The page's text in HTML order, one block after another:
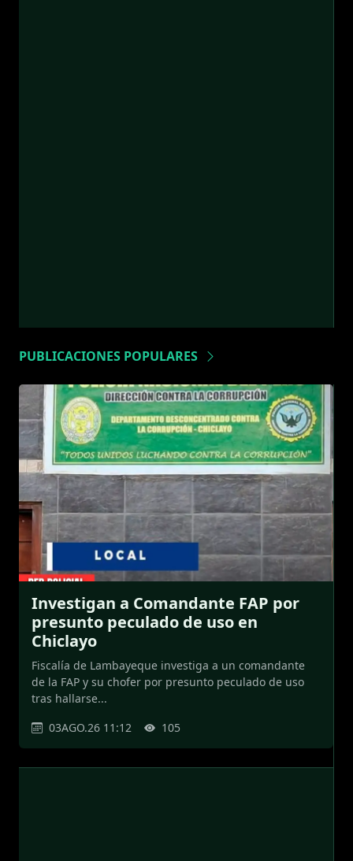
PUBLICACIONES POPULARES
Investigan a Comandante FAP por
presunto peculado de uso en
Chiclayo
Fiscalía de Lambayeque investiga a un comandante
de la FAP y su chofer por presunto peculado de uso
tras hallarse...
03AGO.26 11:12
105